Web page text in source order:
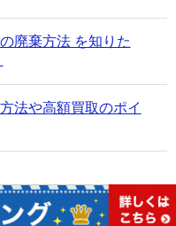
のかわからない
で「事務用品・オフィ
のぼりはあまり見かけ
ぶことは大切です。で
頼すれば良いのでしょ
しましょう。
てくれる業者
っかり見積もりをとっ
廃棄方法 を知りた
法や高額買取のポイ
All Rights Reserved.